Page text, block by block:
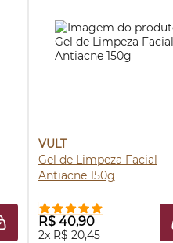
ADICIONAR À SACOLA
VULT
Gel de Limpeza Facial
Antiacne 150g
R$ 40,90
2x R$ 20,45
COMPRE AGORA ❯